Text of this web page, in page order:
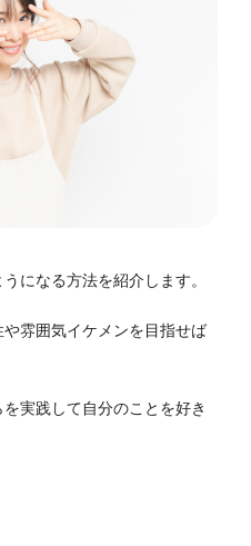
になる方法を紹介します。
雰囲気イケメンを目指せば
実践して自分のことを好き